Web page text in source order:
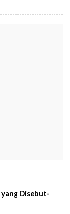
yang Disebut-